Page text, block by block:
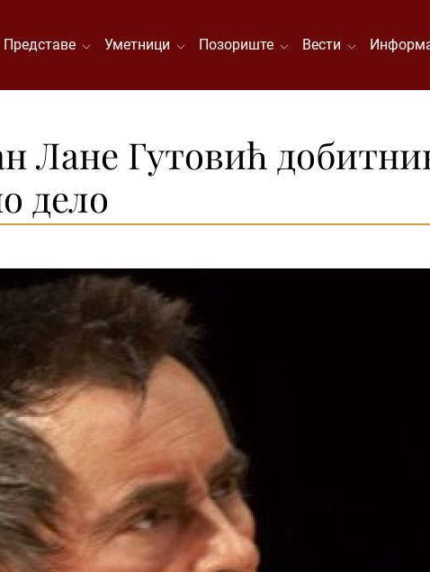
Представе Уметници Позориште Вести
Лане Гутовић
дело